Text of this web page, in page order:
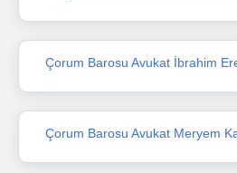
Çorum Barosu Avukat İbrahim
Çorum Barosu Avukat Meryem